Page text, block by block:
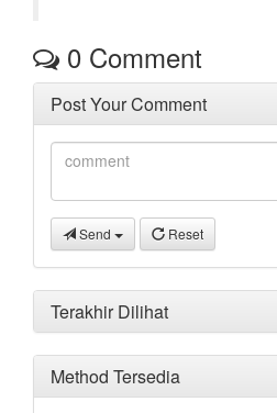
0 Comment
Post Your Comment
Send Reset
Terakhir Dilihat
Method Tersedia